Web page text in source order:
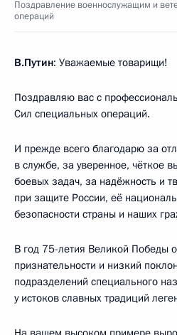
Поздравление военнослужащим и
операций
В.Путин: Уважаемые товарищи!
Поздравляю вас с
Сил специальных операций.
И прежде всего благодарю за
в службе, за уверенное, чёткое
боевых задач, за надёжность и
при защите России, её
безопасности страны и наших
В год 75-летия Великой Победы
признательности и низкий
подразделений специального
у истоков славных традиций